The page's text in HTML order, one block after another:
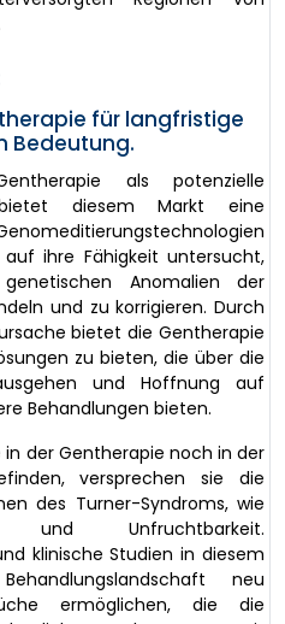
für langfristige
Bedeutung.
als potenzielle
bietet diesem Markt eine
auf ihre Fähigkeit untersucht,
Anomalien der
und zu korrigieren. Durch
bietet die Gentherapie
zu bieten, die über die
und Hoffnung auf
Behandlungen bieten.
der Gentherapie noch in der
versprechen sie die
des Turner-Syndroms, wie
und Unfruchtbarkeit.
klinische Studien in diesem
neu
ermöglichen, die die